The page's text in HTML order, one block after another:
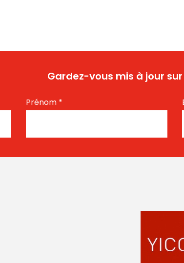
Gardez-vous mis à jour
Prénom *